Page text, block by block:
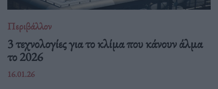
Περιβάλλον
3 τεχνολογίες για το κλίμα που κάνουν άλμα
το 2026
16.01.26